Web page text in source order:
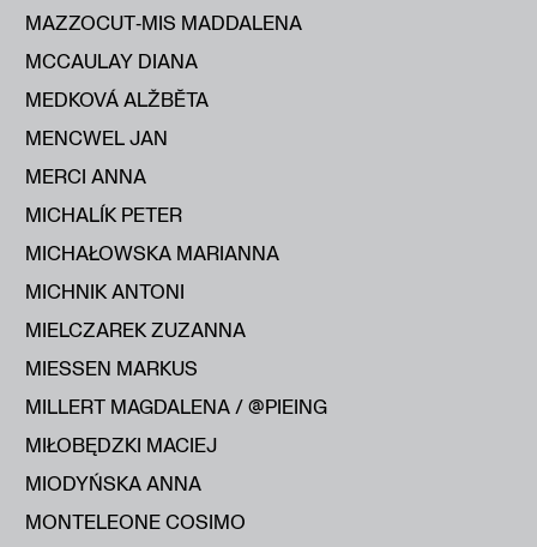
MAZZOCUT‑MIS MADDALENA
MCCAULAY DIANA
MEDKOVÁ ALŽBĔTA
MENCWEL JAN
MERCI ANNA
MICHALÍK PETER
MICHAŁOWSKA MARIANNA
MICHNIK ANTONI
MIELCZAREK ZUZANNA
MIESSEN MARKUS
MILLERT MAGDALENA / @PIEING
MIŁOBĘDZKI MACIEJ
MIODYŃSKA ANNA
MONTELEONE COSIMO